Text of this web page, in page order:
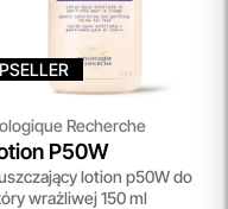
Recherche
P50W
lotion p50W do
wrażliwej 150 ml